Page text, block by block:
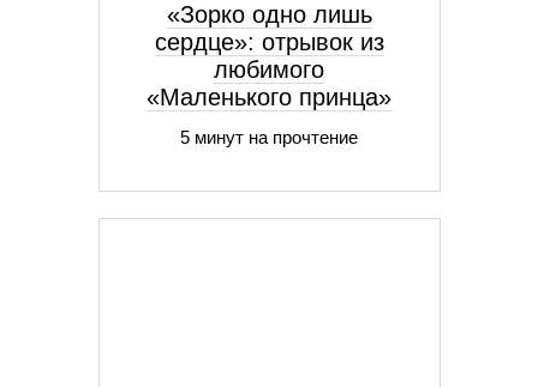
«Зорко одно лишь
сердце»: отрывок из
любимого
«Маленького принца»
5 минут на прочтение